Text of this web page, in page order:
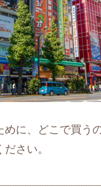
に、どこで買う
さい。